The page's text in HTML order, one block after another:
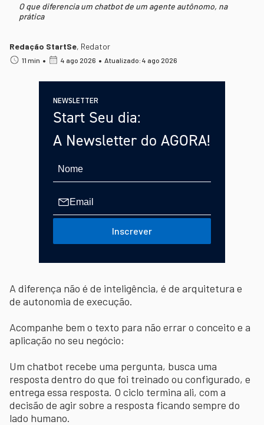
O que diferencia um chatbot de um agente autônomo, na
prática
Redação StartSe, Redator
11 min • 4 ago 2026 • Atualizado: 4 ago 2026
NEWSLETTER
Start Seu dia:
A Newsletter do AGORA!
Inscrever
A diferença não é de inteligência, é de arquitetura e
de autonomia de execução.
Acompanhe bem o texto para não errar o conceito e a
aplicação no seu negócio:
Um chatbot recebe uma pergunta, busca uma
resposta dentro do que foi treinado ou configurado, e
entrega essa resposta. O ciclo termina ali, com a
decisão de agir sobre a resposta ficando sempre do
lado humano.